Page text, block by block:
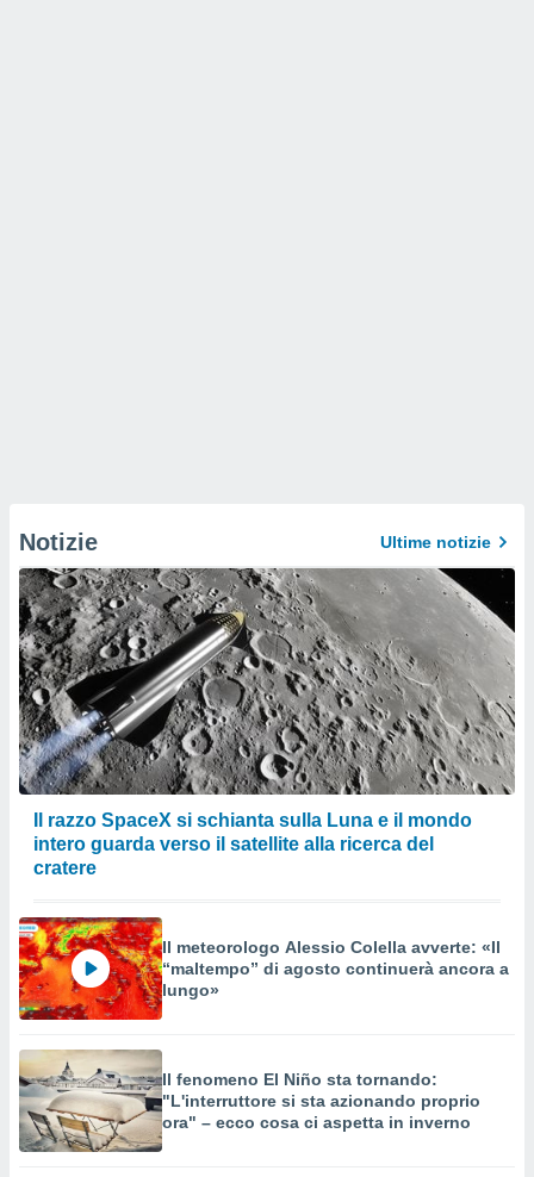
Notizie Ultime notizie
Il razzo SpaceX si schianta sulla Luna e il mondo
intero guarda verso il satellite alla ricerca del
cratere
Il meteorologo Alessio Colella avverte: «Il
“maltempo” di agosto continuerà ancora a
lungo»
Il fenomeno El Niño sta tornando:
"L'interruttore si sta azionando proprio
ora" – ecco cosa ci aspetta in inverno